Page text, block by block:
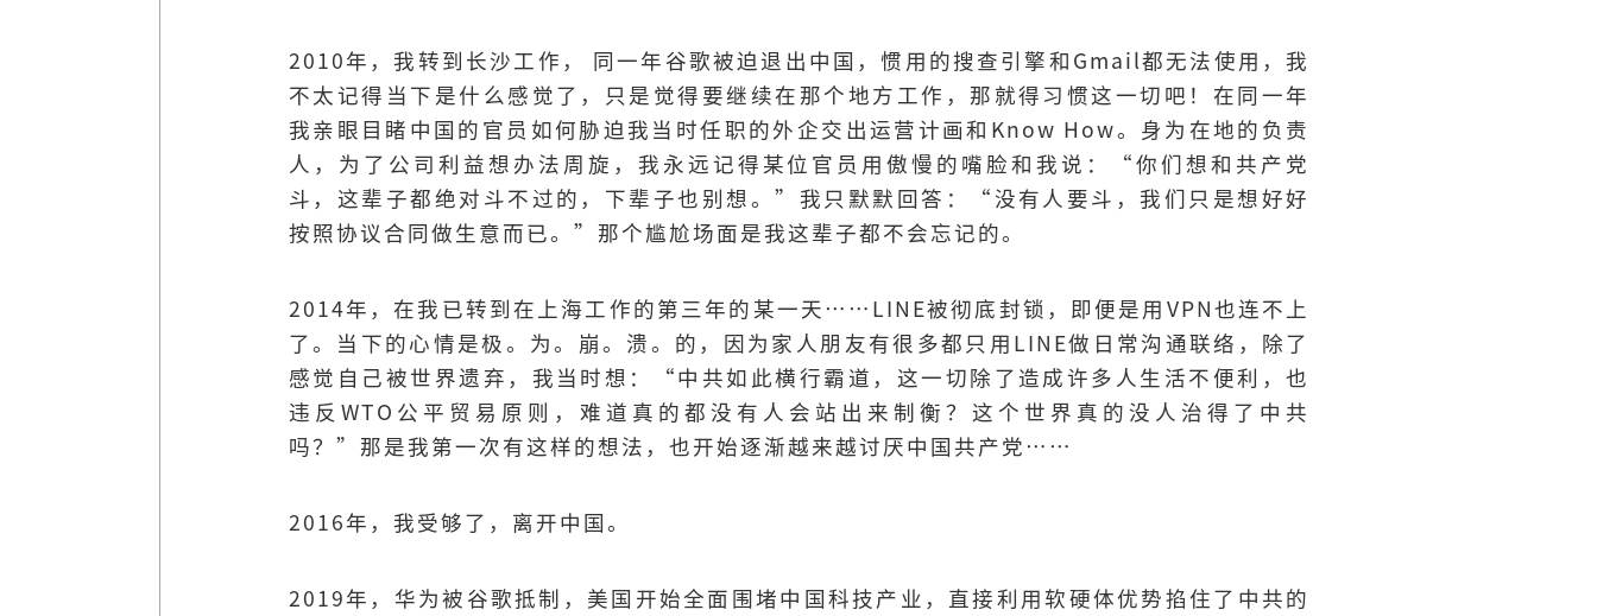
2010年，我转到长沙工作， 同一年谷歌被迫退出中国，惯用的搜查引擎和Gmail都无法使用，我
不太记得当下是什么感觉了，只是觉得要继续在那个地方工作，那就得习惯这一切吧！在同一年
我亲眼目睹中国的官员如何胁迫我当时任职的外企交出运营计画和Know How。身为在地的负责
人，为了公司利益想办法周旋，我永远记得某位官员用傲慢的嘴脸和我说：“你们想和共产党
斗，这辈子都绝对斗不过的，下辈子也别想。”我只默默回答：“没有人要斗，我们只是想好好
按照协议合同做生意而已。”那个尴尬场面是我这辈子都不会忘记的。
2014年，在我已转到在上海工作的第三年的某一天⋯⋯LINE被彻底封锁，即便是用VPN也连不上
了。当下的心情是极。为。崩。溃。的，因为家人朋友有很多都只用LINE做日常沟通联络，除了
感觉自己被世界遗弃，我当时想：“中共如此横行霸道，这一切除了造成许多人生活不便利，也
违反WTO公平贸易原则，难道真的都没有人会站出来制衡？这个世界真的没人治得了中共
吗？”那是我第一次有这样的想法，也开始逐渐越来越讨厌中国共产党⋯⋯
2016年，我受够了，离开中国。
2019年，华为被谷歌抵制，美国开始全面围堵中国科技产业，直接利用软硬体优势掐住了中共的